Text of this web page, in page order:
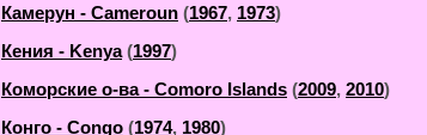
Камерун - Cameroun (1967, 1973)
Кения - Kenya(1997)
Коморские о-ва - Comoro Islands (2009, 2010)
Конго - Congo (1974, 1980)